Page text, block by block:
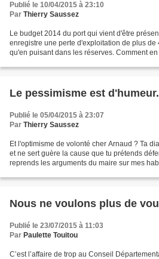
Publié le 10/04/2015 à 23:10
Par Thierry Saussez
Le budget 2014 du port qui vient d'être
enregistre une perte d'exploitation de plus de
qu'en puisant dans les réserves. Comment
Le pessimisme est
Publié le 05/04/2015 à 23:07
Par Thierry Saussez
Et l'optimisme de volonté cher Arnaud ? Ta
et ne sert guère la cause que tu prétends
reprends les arguments du maire sur mes
Nous ne voulons plus de
Publié le 23/07/2015 à 11:03
Par Paulette Touitou
C’est l’affaire de trop au Conseil